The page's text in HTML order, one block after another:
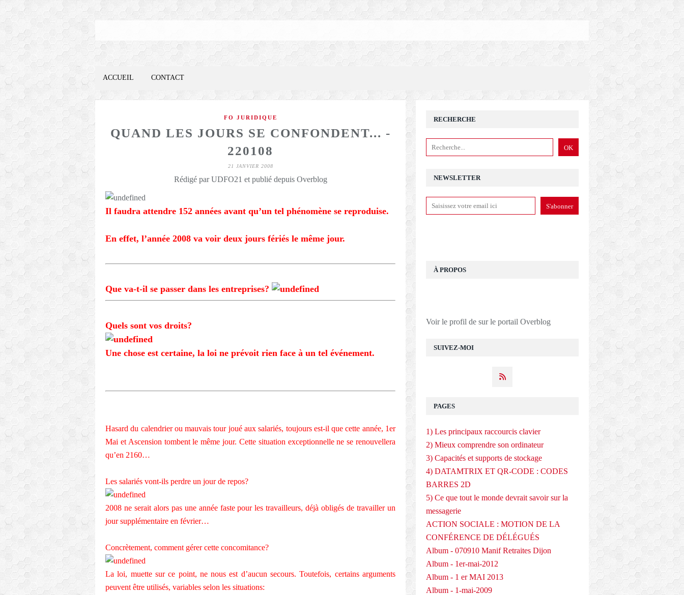
ACCUEIL CONTACT
FO JURIDIQUE
QUAND LES JOURS SE CONFONDENT... -
220108
21 JANVIER 2008
Rédigé par UDFO21 et publié depuis Overblog
Il faudra attendre 152 années avant qu’un tel phénomène se reproduise.
En effet, l’année 2008 va voir deux jours fériés le même jour.
Que va-t-il se passer dans les entreprises?
Quels sont vos droits?
Une chose est certaine, la loi ne prévoit rien face à un tel événement.
Hasard du calendrier ou mauvais tour joué aux salariés, toujours est-il que cette année, 1er
Mai et Ascension tombent le même jour. Cette situation exceptionnelle ne se renouvellera
qu’en 2160…
Les salariés vont-ils perdre un jour de repos?
2008 ne serait alors pas une année faste pour les travailleurs, déjà obligés de travailler un
jour supplémentaire en février…
Concrètement, comment gérer cette concomitance?
La loi, muette sur ce point, ne nous est d’aucun secours. Toutefois, certains arguments
peuvent être utilisés, variables selon les situations:
NEWSLETTER
SUIVEZ-MOI
RECHERCHE
À PROPOS
Voir le profil de sur le portail Overblog
PAGES
1) Les principaux raccourcis clavier
2) Mieux comprendre son ordinateur
3) Capacités et supports de stockage
4) DATAMTRIX ET QR-CODE : CODES
BARRES 2D
5) Ce que tout le monde devrait savoir sur la
messagerie
ACTION SOCIALE : MOTION DE LA
CONFÉRENCE DE DÉLÉGUÉS
Album - 070910 Manif Retraites Dijon
Album - 1er-mai-2012
Album - 1 er MAI 2013
Album - 1-mai-2009